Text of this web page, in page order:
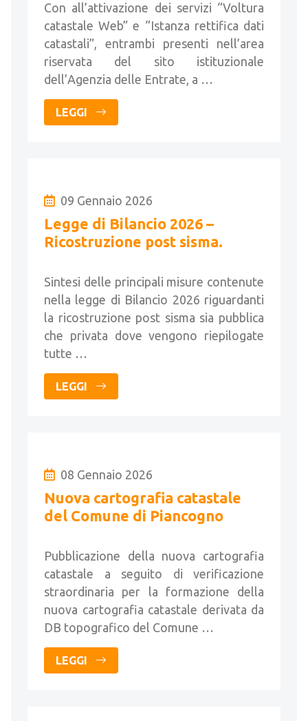
Con all’attivazione dei servizi “Voltura
catastale Web” e “Istanza rettifica dati
catastali”, entrambi presenti nell’area
riservata del sito istituzionale
dell’Agenzia delle Entrate, a …
LEGGI
09 Gennaio 2026
Legge di Bilancio 2026 –
Ricostruzione post sisma.
Sintesi delle principali misure contenute
nella legge di Bilancio 2026 riguardanti
la ricostruzione post sisma sia pubblica
che privata dove vengono riepilogate
tutte …
LEGGI
08 Gennaio 2026
Nuova cartografia catastale
del Comune di Piancogno
Pubblicazione della nuova cartografia
catastale a seguito di verificazione
straordinaria per la formazione della
nuova cartografia catastale derivata da
DB topografico del Comune …
LEGGI